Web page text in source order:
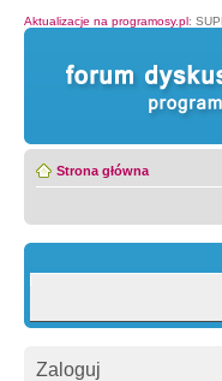
Aktualizacje na programosy.pl:
Strona główna
Zaloguj